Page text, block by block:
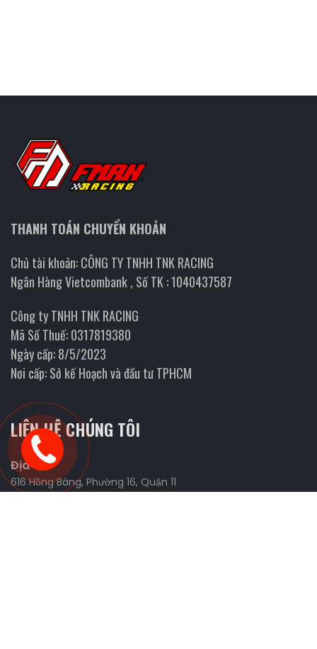
THANH TOÁN CHUYỂN KHOẢN
Chủ tài khoản: CÔNG TY TNHH TNK RACING
Ngân Hàng Vietcombank , Số TK : 1040437587
Công ty TNHH TNK RACING
Mã Số Thuế: 0317819380
Ngày cấp: 8/5/2023
Nơi cấp: Sở kế Hoạch và đầu tư TPHCM
LIÊN HỆ CHÚNG TÔI
Địa chỉ
616 Hồng Bàng, Phường 16, Quận 11